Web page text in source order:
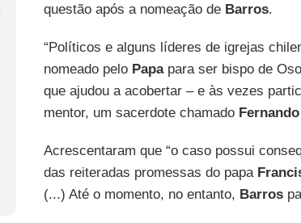
questão após a nomeação de Barros.
“Políticos e alguns líderes de igrejas
nomeado pelo Papapara ser bispo de
que ajudou a acobertar – e às vezes
mentor, um sacerdote chamado
Acrescentaram que “o caso possui
das reiteradas promessas do papa
(...) Até o momento, no entanto, Barros